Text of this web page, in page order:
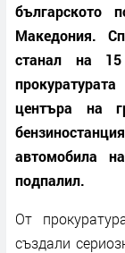
българското
Македония.
станал на
центъра на
автомобила
подпалил.
От
създали